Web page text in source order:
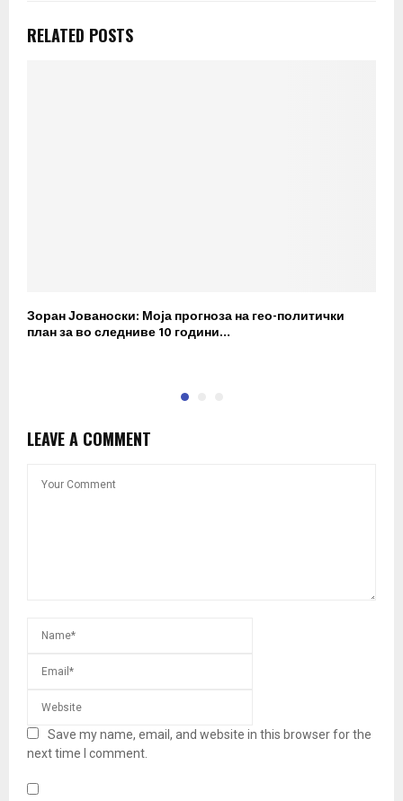
RELATED POSTS
Зоран Јованоски: Моја прогноза на гео-политички
план за во следниве 10 години…
LEAVE A COMMENT
Save my name, email, and website in this browser for the
next time I comment.